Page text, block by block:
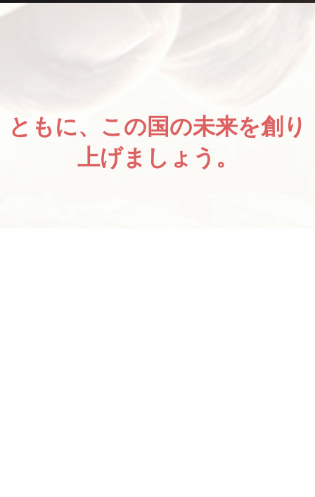
ともに、この国の未来を創り
上げましょう。